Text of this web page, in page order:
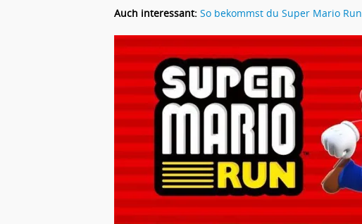
Auch interessant: So bekommst du Super Mario